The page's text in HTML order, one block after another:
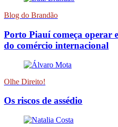
Blog do Brandão
Porto Piauí começa operar
do comércio internacional
Olhe Direito!
Os riscos de assédio